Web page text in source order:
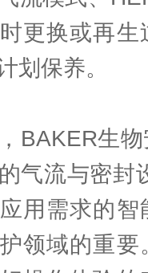
更换或再
划保养。
BAKER生
气流与密封
用需求的
领域的重